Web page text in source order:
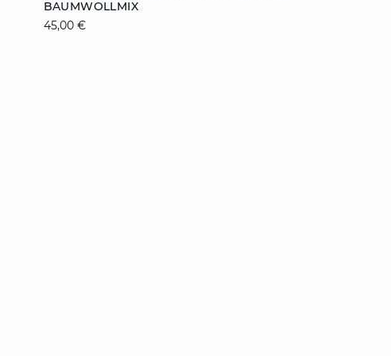
BAUMWOLLMIX
45,00 €
XS S